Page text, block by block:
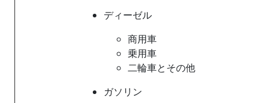
ディーゼル
商用車
乗用車
二輪車とその他
ガソリン